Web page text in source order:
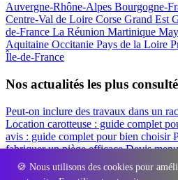
🍪 Nous utilisons des cookies pour
Auvergne-Rhône-Alpes Bourgogne-
Centre-Val de Loire Corse Grand Est
de-France La Réunion Martinique
Aquitaine Occitanie Pays de la Loire
Île-de-France
Nos actualités les plus
Peut-on inclure des travaux dans un
Location carotteuse : guide complet
avis : guide complet pour bien choisir
fabriquer un piège efficaceDevis
obtenir le meilleur prix
Simulation
travaux et crédits